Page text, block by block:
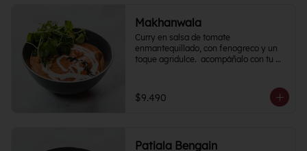
Makhanwala
Curry en salsa de tomate
enmantequillado, con fenogreco y un
toque agridulce.  acompáñalo con tu
$9.490
Patiala Bengain